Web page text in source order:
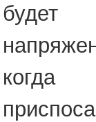
когда